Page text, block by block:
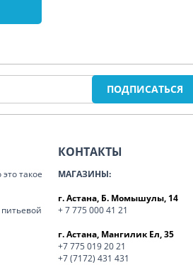
такое
КОНТАКТЫ
МАГАЗИНЫ:
г. Астана, Б. Момышулы, 14
+ 7 775 000 41 21
г. Астана, Мангилик Ел, 35
+7 775 019 20 21
+7 (7172) 431 431